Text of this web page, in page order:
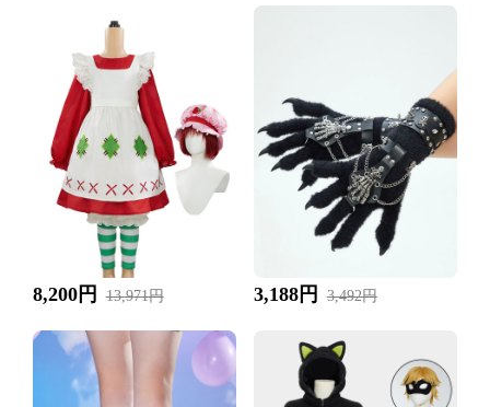
8,200円 13,971円 3,188円 3,492円